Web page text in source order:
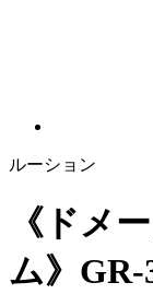
ルーション
《ドメ
ム》GR-